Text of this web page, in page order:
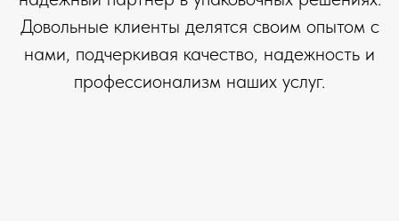
Довольные клиенты делятся своим опытом с
нами, подчеркивая качество, надежность и
профессионализм наших услуг.